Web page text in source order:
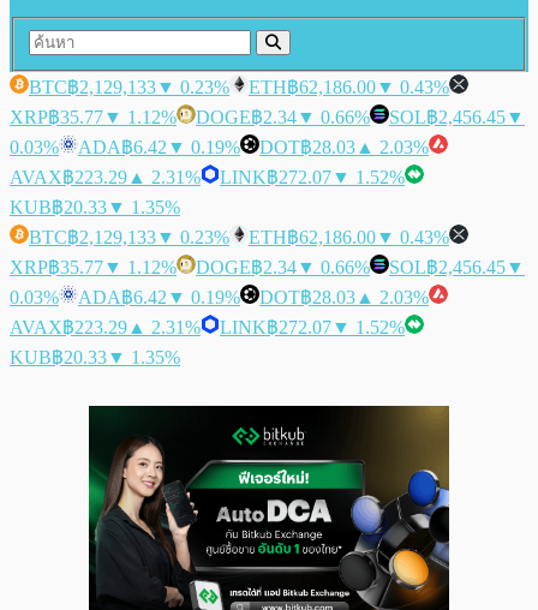
BTC฿2,129,133▼ 0.23% ETH฿62,186.00▼ 0.43%
XRP฿35.77▼ 1.12% DOGE฿2.34▼ 0.66% SOL฿2,456.45▼
0.03%
ADA฿6.42 ▼ 0.19% DOT฿28.03 ▲ 2.03%
AVAX฿223.29 ▲ 2.31% LINK฿272.07▼ 1.52%
KUB฿20.33▼ 1.35%
BTC฿2,129,133▼ 0.23% ETH฿62,186.00▼ 0.43%
XRP฿35.77▼ 1.12% DOGE฿2.34▼ 0.66% SOL฿2,456.45▼
0.03%
ADA฿6.42 ▼ 0.19% DOT฿28.03 ▲ 2.03%
AVAX฿223.29 ▲ 2.31% LINK฿272.07▼ 1.52%
KUB฿20.33▼ 1.35%